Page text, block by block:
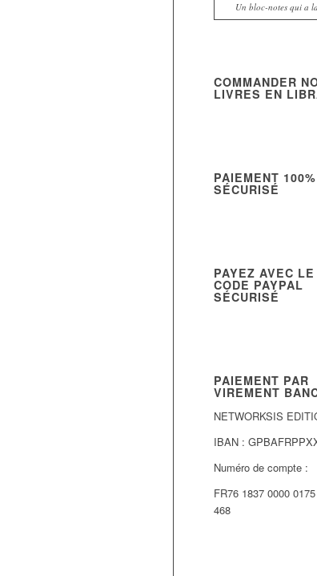
Un bloc-notes qui a
COMMANDER
LIVRES EN
PAIEMENT 100%
SÉCURISÉ
PAYEZ AVEC LE
CODE PAYPAL
SÉCURISÉ
PAIEMENT PAR
VIREMENT
NETWORKSIS
IBAN :
Numéro de compte :
FR76 1837 0000
468